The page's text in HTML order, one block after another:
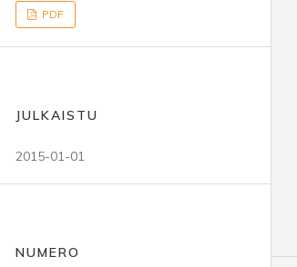
PDF
JULKAISTU
2015-01-01
NUMERO